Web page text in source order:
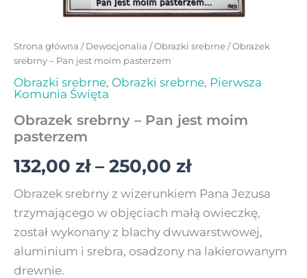
Strona główna /Dewocjonalia /Obrazki srebrne/ Obrazek
srebrny – Pan jest moim pasterzem
Obrazki srebrne, Obrazki srebrne, Pierwsza
Komunia Święta
Obrazek srebrny – Pan jest moim
pasterzem
132,00 zł – 250,00 zł
Obrazek srebrny z wizerunkiem Pana Jezusa
trzymającego w objęciach małą owieczkę,
został wykonany z blachy dwuwarstwowej,
aluminium i srebra, osadzony na lakierowanym
drewnie.